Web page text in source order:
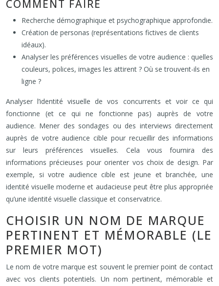
COMMENT FAIRE
Recherche démographique et psychographique approfondie.
Création de personas (représentations fictives de clients
idéaux).
Analyser les préférences visuelles de votre audience : quelles
couleurs, polices, images les attirent ? Où se trouvent-ils en
ligne ?
Analyser l’identité visuelle de vos concurrents et voir ce qui
fonctionne (et ce qui ne fonctionne pas) auprès de votre
audience. Mener des sondages ou des interviews directement
auprès de votre audience cible pour recueillir des informations
sur leurs préférences visuelles. Cela vous fournira des
informations précieuses pour orienter vos choix de design. Par
exemple, si votre audience cible est jeune et branchée, une
identité visuelle moderne et audacieuse peut être plus appropriée
qu’une identité visuelle classique et conservatrice.
CHOISIR UN NOM DE MARQUE
PERTINENT ET MÉMORABLE (LE
PREMIER MOT)
Le nom de votre marque est souvent le premier point de contact
avec vos clients potentiels. Un nom pertinent, mémorable et